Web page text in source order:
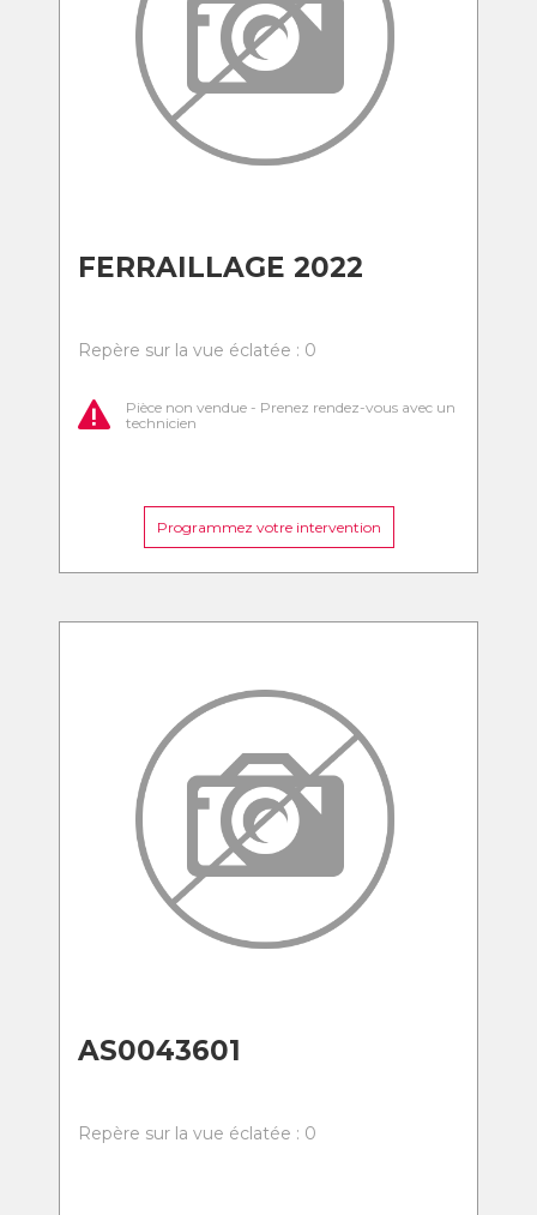
FERRAILLAGE 2022
Repère sur la vue éclatée : 0
Pièce non vendue - Prenez rendez-vous avec un
technicien
Programmez votre intervention
AS0043601
Repère sur la vue éclatée : 0